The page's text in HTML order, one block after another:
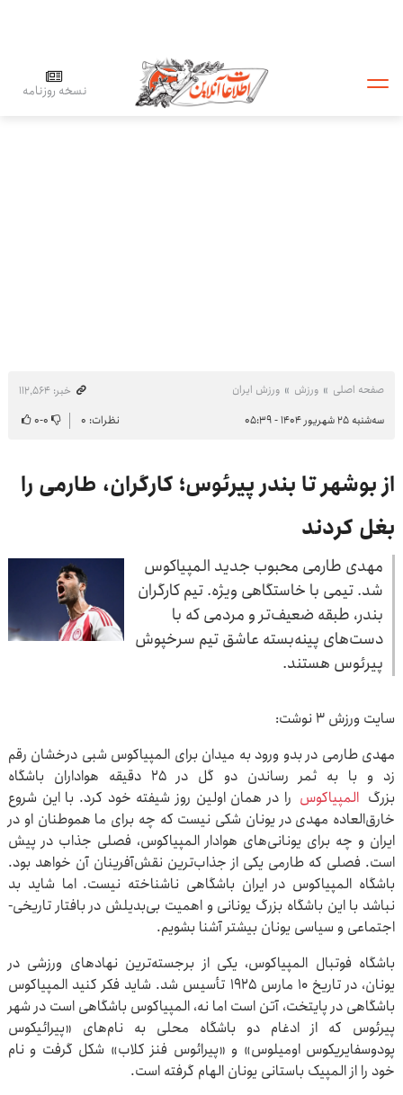
نسخه روزنامه
صفحه اصلی ورزش ورزش ایران
خبر: ۱۱۲٬۵۶۴
سه‌شنبه ۲۵ شهریور ۱۴۰۴ - ۰۵:۳۹
نظرات: ۰ ۰-۰
از بوشهر تا بندر پیرئوس؛ کارگران، طارمی را
بغل کردند
مهدی طارمی محبوب جدید المپیاکوس
شد. تیمی با خاستگاهی ‏ویژه. تیم کارگران
بندر، طبقه ضعیف‌تر و مردمی که با
دست‌های ‏پینه‌بسته عاشق تیم سرخپوش
پیرئوس هستند.‏
سایت ورزش ۳ نوشت:
مهدی طارمی در بدو ورود به میدان برای ‌‏المپیاکوس شبی درخشان رقم
زد و با به ثمر رساندن دو گل در 25 ‌‏دقیقه هواداران باشگاه
بزرگ المپیاکوس را در همان اولین روز ‌‏شیفته خود کرد. با این شروع
خارق‌العاده مهدی در یونان شکی ‌‏نیست که چه برای ما هموطنان او در
ایران و چه برای یونانی‌های ‌‏هوادار المپیاکوس، فصلی جذاب در پیش
است. فصلی که طارمی ‌‏یکی از جذاب‌ترین نقش‌آفرینان آن خواهد بود.
باشگاه المپیاکوس در ‌‏ایران باشگاهی ناشناخته نیست. اما شاید بد
نباشد با این باشگاه ‌‏بزرگ یونانی و اهمیت بی‌بدیلش در بافتار تاریخی-
اجتماعی و سیاسی ‌‏یونان بیشتر آشنا بشویم. ‏
باشگاه فوتبال المپیاکوس، یکی از برجسته‌ترین نهادهای ورزشی در
‌‏یونان، در تاریخ ۱۰ مارس ۱۹۲۵ تأسیس شد. شاید فکر کنید ‌‏المپیاکوس
باشگاهی در پایتخت، آتن است اما نه، المپیاکوس ‌‏باشگاهی است در شهر
پیرئوس که از ادغام دو باشگاه محلی به ‌‏نام‌های «پیرائیکوس
پودوسفایریکوس اومیلوس» و «پیرائوس فنز ‌‏کلاب» شکل گرفت و نام
خود را از المپیک باستانی یونان الهام گرفته ‌‏است. ‏